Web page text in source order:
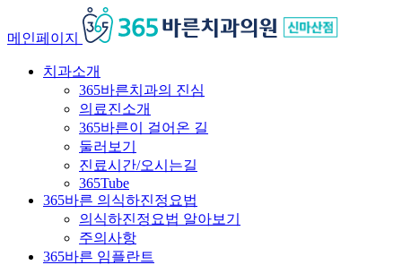
메인페이지
치과소개
365바른치과의 진심
의료진소개
365바른이 걸어온 길
둘러보기
진료시간/오시는길
365Tube
365바른 의식하진정요법
의식하진정요법 알아보기
주의사항
365바른 임플란트